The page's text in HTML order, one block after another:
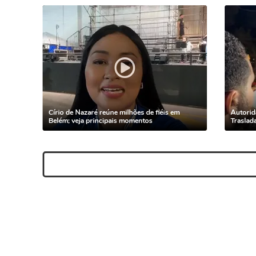
Círio de Nazaré reúne milhões de fiéis em
Belém; veja principais momentos